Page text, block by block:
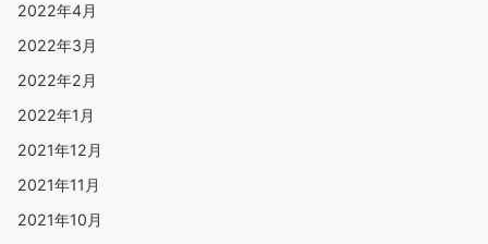
2022年4月
2022年3月
2022年2月
2022年1月
2021年12月
2021年11月
2021年10月